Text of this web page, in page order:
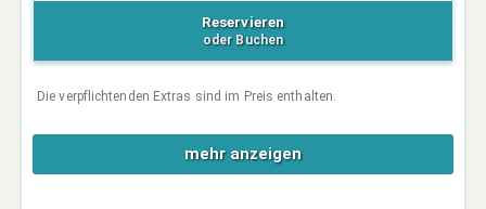
Reservieren
oder Buchen
Die verpflichtenden Extras sind im Preis enthalten.
mehr anzeigen